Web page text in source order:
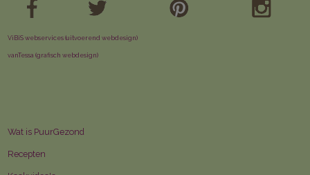
Wat is PuurGezond
Recepten
ViBiS webservices (uitvoerend webdesign)
vanTessa (grafisch webdesign)